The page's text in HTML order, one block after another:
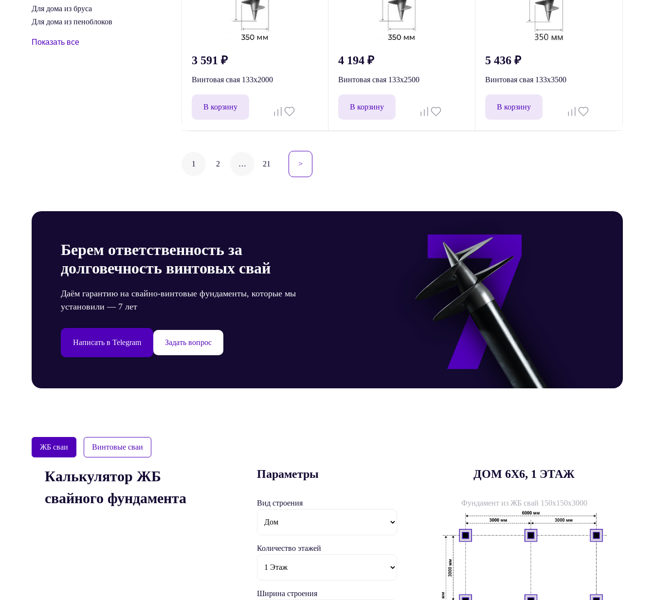
Для дома из бруса
Для дома из пеноблоков
Показать все
3 591 ₽
Винтовая свая 133x2000
В корзину
4 194₽
Винтовая свая 133x2500
В корзину
5 436 ₽
Винтовая свая 133x3500
В корзину
Навигация
1 2 … 21 >
Берем ответственность за
долговечность винтовых свай
Даём гарантию на свайно-винтовые фундаменты, которые мы
установили — 7 лет
Написать в Telegram Задать вопрос
ЖБ сваи Винтовые сваи
Калькулятор ЖБ
свайного фундамента
Параметры
Вид строения
Количество этажей
Ширина строения
ДОМ 6X6, 1 ЭТАЖ
Фундамент из ЖБ свай 150х150х3000